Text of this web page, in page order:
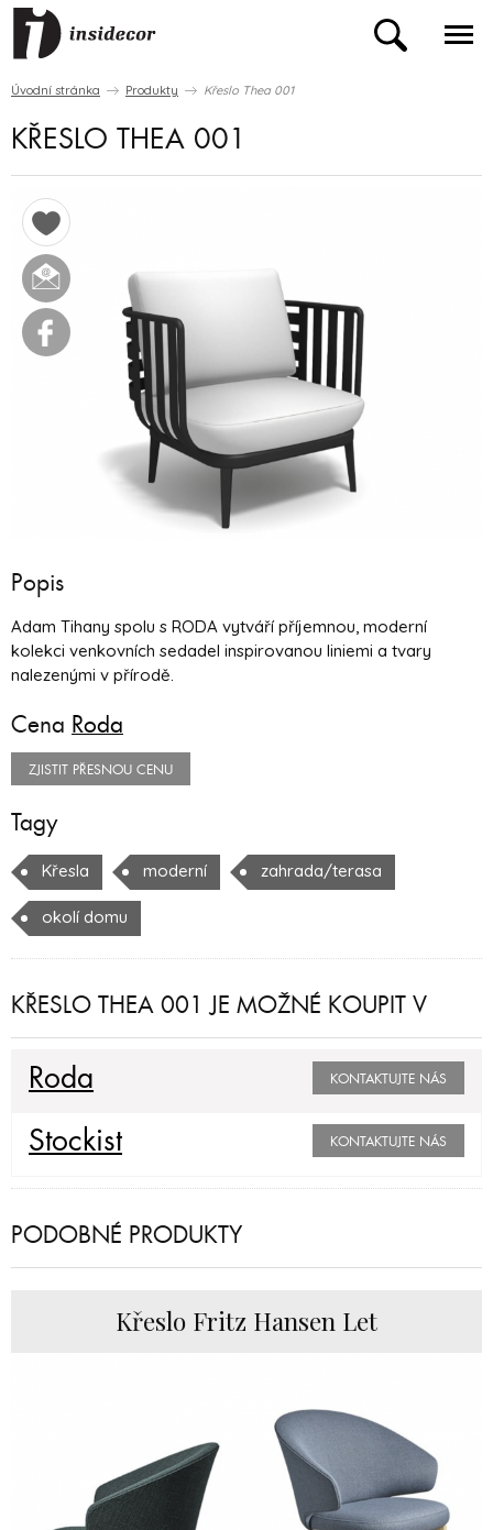
Úvodní stránka Produkty Křeslo Thea 001
KŘESLO THEA 001
Popis
Adam Tihany spolu s RODA vytváří příjemnou, moderní
kolekci venkovních sedadel inspirovanou liniemi a tvary
nalezenými v přírodě.
Cena Roda
ZJISTIT PŘESNOU CENU
Tagy
Křesla moderní zahrada/terasa
okolí domu
KŘESLO THEA 001 JE MOŽNÉ KOUPIT V
Roda KONTAKTUJTE NÁS
Stockist KONTAKTUJTE NÁS
PODOBNÉ PRODUKTY
Křeslo Fritz Hansen Let